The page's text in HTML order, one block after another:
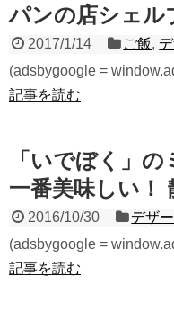
パンの店シェ
2017/1/14 ご飯,
(adsbygoogle =
記事を読む
「いでぼく」
一番美味しい！
2016/10/30
デザ
(adsbygoogle =
記事を読む